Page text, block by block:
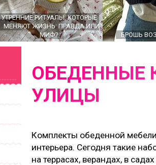
УТРЕННИЕ РИТУАЛЫ, КОТОРЫЕ
МЕНЯЮТ ЖИЗНЬ: ПРАВДА ИЛИ
МИФ?
БРОШЬ
ОБЕДЕННЫЕ
УЛИЦЫ
Комплекты обеденной
интерьера. Сегодня такие
на террасах, верандах, в